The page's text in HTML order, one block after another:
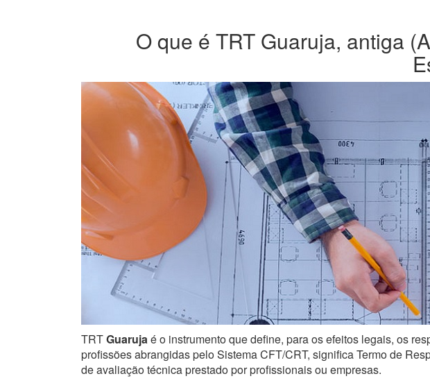
O que é TRT Guaruja, antiga
TRTGuarujaé o instrumento que define, para os efeitos legais, os
profissões abrangidas pelo Sistema CFT/CRT, significa Termo de
de avaliação técnica prestado por profissionais ou empresas.